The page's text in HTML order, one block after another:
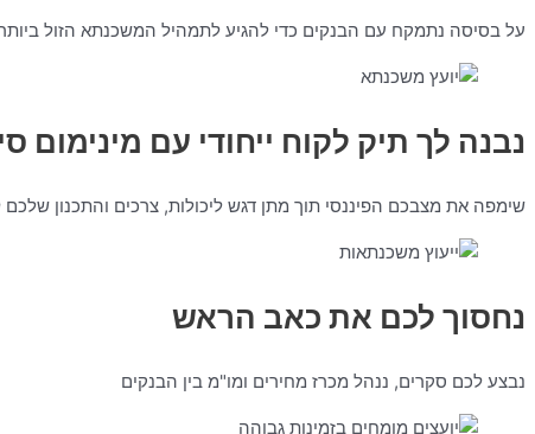
על בסיסה נתמקח עם הבנקים כדי להגיע לתמהיל המשכנתא הזול
נבנה לך תיק לקוח ייחודי עם מינימום
שימפה את מצבכם הפיננסי תוך מתן דגש ליכולות, צרכים והתכנון שלכם
נחסוך לכם את כאב הראש
נבצע לכם סקרים, ננהל מכרז מחירים ומו"מ בין הבנקים